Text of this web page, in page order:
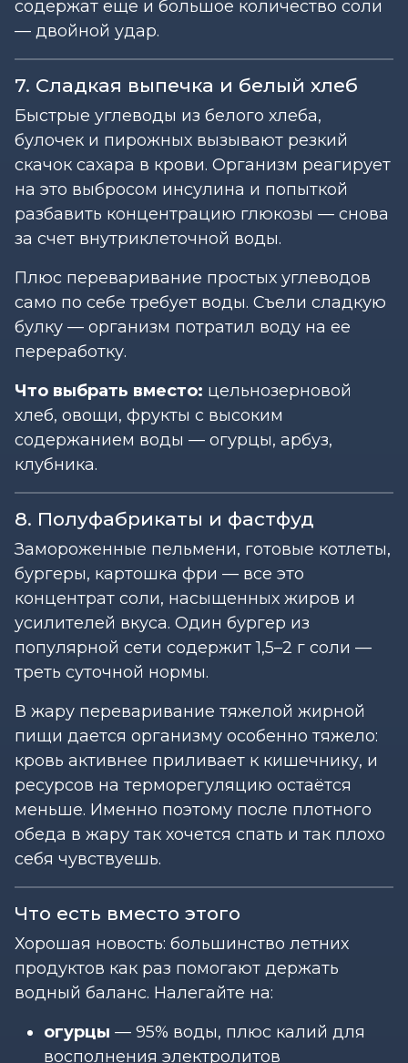
содержат еще и большое количество соли
— двойной удар.
7. Сладкая выпечка и белый хлеб
Быстрые углеводы из белого хлеба,
булочек и пирожных вызывают резкий
скачок сахара в крови. Организм реагирует
на это выбросом инсулина и попыткой
разбавить концентрацию глюкозы — снова
за счет внутриклеточной воды.
Плюс переваривание простых углеводов
само по себе требует воды. Съели сладкую
булку — организм потратил воду на ее
переработку.
Что выбрать вместо: цельнозерновой
хлеб, овощи, фрукты с высоким
содержанием воды — огурцы, арбуз,
клубника.
8. Полуфабрикаты и фастфуд
Замороженные пельмени, готовые котлеты,
бургеры, картошка фри — все это
концентрат соли, насыщенных жиров и
усилителей вкуса. Один бургер из
популярной сети содержит 1,5–2 г соли —
треть суточной нормы.
В жару переваривание тяжелой жирной
пищи дается организму особенно тяжело:
кровь активнее приливает к кишечнику, и
ресурсов на терморегуляцию остаётся
меньше. Именно поэтому после плотного
обеда в жару так хочется спать и так плохо
себя чувствуешь.
Что есть вместо этого
Хорошая новость: большинство летних
продуктов как раз помогают держать
водный баланс. Налегайте на:
огурцы — 95% воды, плюс калий для
восполнения электролитов